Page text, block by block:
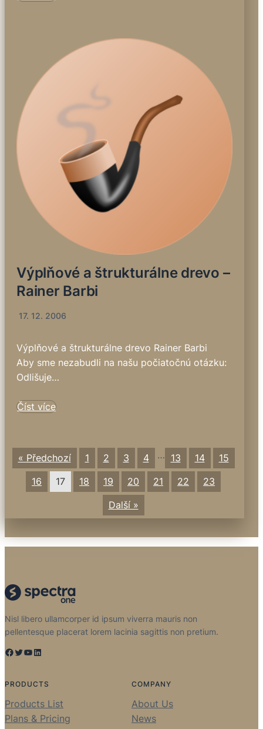
Výplňové a štrukturálne drevo –
Rainer Barbi
17. 12. 2006
Výplňové a štrukturálne drevo Rainer Barbi
Aby sme nezabudli na našu počiatočnú otázku:
Odlišuje…
Číst více
« Předchozí 1 2 3 4 … 13 14
15
16
17 18 19 20 21 22
23
Další »
Nisl libero ullamcorper id ipsum viverra mauris non
pellentesque placerat lorem lacinia sagittis non pretium.
Facebook Twitter YouTube LinkedIn
PRODUCTS
Products List
Plans & Pricing
COMPANY
About Us
News